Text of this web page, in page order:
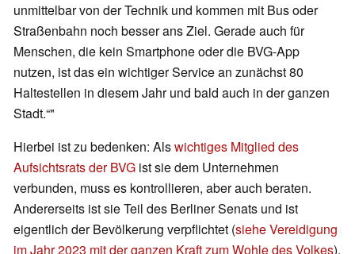
unmittelbar von der Technik und kommen mit Bus oder
Straßenbahn noch besser ans Ziel. Gerade auch für
Menschen, die kein Smartphone oder die BVG-App
nutzen, ist das ein wichtiger Service an zunächst 80
Haltestellen in diesem Jahr und bald auch in der ganzen
Stadt.“"
Hierbei ist zu bedenken: Alswichtiges Mitglied des
Aufsichtsrats der BVG ist sie dem Unternehmen
verbunden, muss es kontrollieren, aber auch beraten.
Andererseits ist sie Teil des Berliner Senats und ist
eigentlich der Bevölkerung verpflichtet (siehe Vereidigung
im Jahr 2023 mit der ganzen Kraft zum Wohle des Volkes).